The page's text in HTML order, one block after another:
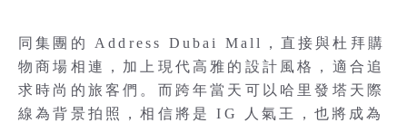
同集團的 Address Dubai Mall，直接與杜拜購
物商場相連，加上現代高雅的設計風格，適合追
求時尚的旅客們。而跨年當天可以哈里發塔天際
線為背景拍照，相信將是 IG 人氣王，也將成為